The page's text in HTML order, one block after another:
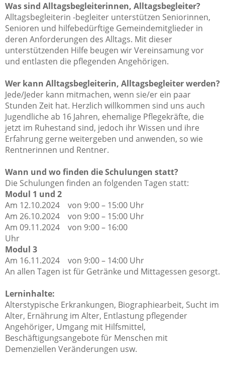
Was sind Alltagsbegleiterinnen, Alltagsbegleiter?
Alltagsbegleiterin -begleiter unterstützen Seniorinnen,
Senioren und hilfebedürftige Gemeindemitglieder in
deren Anforderungen des Alltags. Mit dieser
unterstützenden Hilfe beugen wir Vereinsamung vor
und entlasten die pflegenden Angehörigen.
Wer kann Alltagsbegleiterin, Alltagsbegleiter werden?
Jede/Jeder kann mitmachen, wenn sie/er ein paar
Stunden Zeit hat. Herzlich willkommen sind uns auch
Jugendliche ab 16 Jahren, ehemalige Pflegekräfte, die
jetzt im Ruhestand sind, jedoch ihr Wissen und ihre
Erfahrung gerne weitergeben und anwenden, so wie
Rentnerinnen und Rentner.
Wann und wo finden die Schulungen statt?
Die Schulungen finden an folgenden Tagen statt:
Modul 1 und 2
Am 12.10.2024 von 9:00 – 15:00 Uhr
Am 26.10.2024 von 9:00 – 15:00 Uhr
Am 09.11.2024 von 9:00 – 16:00
Uhr
Modul 3
Am 16.11.2024 von 9:00 – 14:00 Uhr
An allen Tagen ist für Getränke und Mittagessen gesorgt.
Lerninhalte:
Alterstypische Erkrankungen, Biographiearbeit, Sucht im
Alter, Ernährung im Alter, Entlastung pflegender
Angehöriger, Umgang mit Hilfsmittel,
Beschäftigungsangebote für Menschen mit
Demenziellen Veränderungen usw.